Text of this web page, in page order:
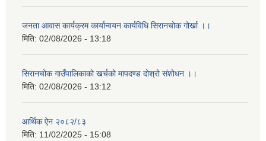
जनता आवास कार्यक्रम कार्यान्वयन कार्यविधि सिरानचोक गोर्खा ।।
मिति: 02/08/2026 - 13:18
सिरानचोक गाउँपालिकाको खर्चको मापदण्ड दोश्रो संशोधन ।।
मिति: 02/08/2026 - 13:12
आर्थिक ऐन २०८२/८३
मिति: 11/02/2025 - 15:08